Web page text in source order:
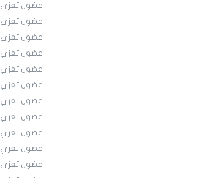
فضول تعزي
فضول تعزي
فضول تعزي
فضول تعزي
فضول تعزي
فضول تعزي
فضول تعزي
فضول تعزي
فضول تعزي
فضول تعزي
فضول تعزي